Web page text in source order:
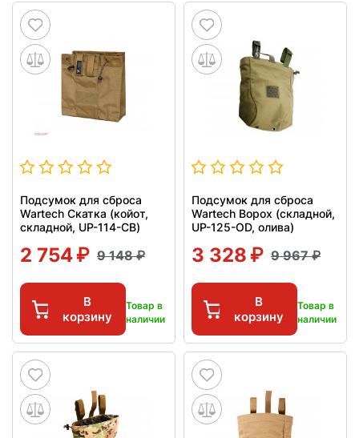
Подсумок для сброса
Wartech Скатка (койот,
складной, UP-114-CB)
2 754 9 148
В
корзину
Товар в
наличии
Подсумок для сброса
Wartech Ворох (складной,
UP-125-OD, олива)
3 328 9 967
В
корзину
Товар в
наличии